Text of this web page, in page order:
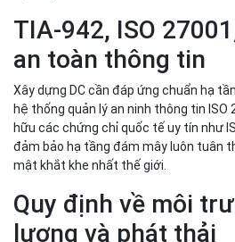
TIA-942, ISO
an toàn thông tin
Xây dựng DC cần đáp ứng chuẩn hạ
hệ thống quản lý an ninh thông tin ISO
hữu các chứng chỉ quốc tế uy tín như
đảm bảo hạ tầng đám mây luôn tuân
mật khắt khe nhất thế giới.
Quy định về môi
lượng và phát thải